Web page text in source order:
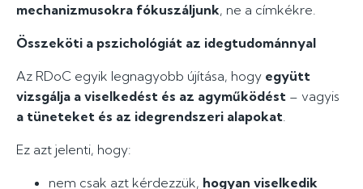
mechanizmusokra fókuszáljunk, ne a címkékre.
Összeköti a pszichológiát az idegtudománnyal
Az RDoC egyik legnagyobb újítása, hogy együtt
vizsgálja a viselkedést és az agyműködést – vagyis
a tüneteket és az idegrendszeri alapokat.
Ez azt jelenti, hogy:
nem csak azt kérdezzük, hogyan viselkedik